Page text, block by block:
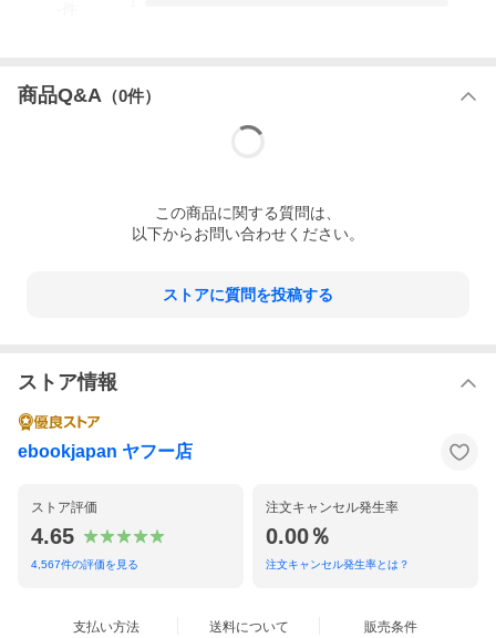
商品Q&A （0件）
この商品に関する質問は、
以下からお問い合わせください。
ストアに質問を投稿する
ストア情報
ebookjapan ヤフー店
ストア評価
4.65
4,567件の評価を見る
注文キャンセル発生率
0.00％
注文キャンセル発生率とは？
支払い方法 送料について 販売条件